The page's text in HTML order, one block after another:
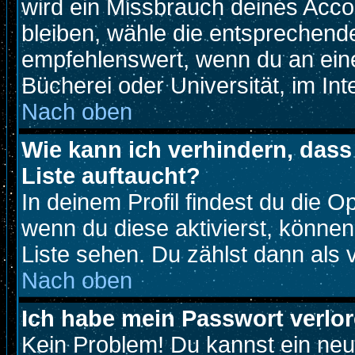
wird ein Missbrauch deines
bleiben, wähle die
empfehlenswert, wenn du an
Bücherei oder Universität, im
Nach oben
Wie kann ich verhindern,
Liste auftaucht?
In deinem Profil findest du die
wenn du diese aktivierst,
Liste sehen. Du zählst dann als
Nach oben
Ich habe mein Passwort
Kein Problem! Du kannst ein